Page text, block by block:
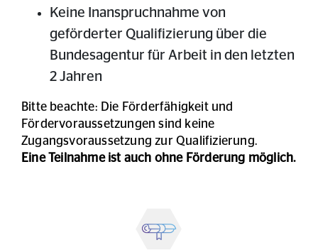
Keine Inanspruchnahme von
geförderter Qualifizierung über die
Bundesagentur für Arbeit in den letzten
2 Jahren
Bitte beachte: Die Förderfähigkeit und
Fördervoraussetzungen sind keine
Zugangsvoraussetzung zur Qualifizierung.
Eine Teilnahme ist auch ohne Förderung möglich.